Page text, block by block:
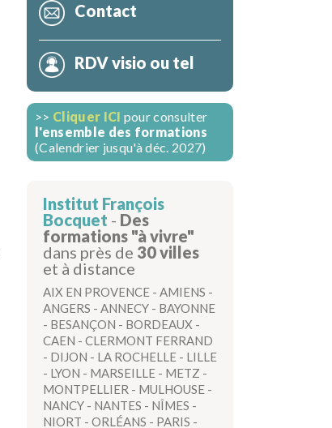
Contact
RDV visio ou tel
>> Cliquer ICI pour consulter
l'ensemble des formations
(Calendrier jusqu'à déc. 2027)
Institut François
Bocquet - Des
formations "à vivre"
dans près de 30 villes
et à distance
AIX EN PROVENCE - AMIENS -
ANGERS - ANNECY - BAYONNE
- BESANÇON - BORDEAUX -
CAEN - CLERMONT FERRAND
- DIJON - LA ROCHELLE - LILLE
- LYON - MARSEILLE - METZ -
MONTPELLIER - MULHOUSE -
NANCY - NANTES - NÎMES -
NIORT - ORLÉANS - PARIS -